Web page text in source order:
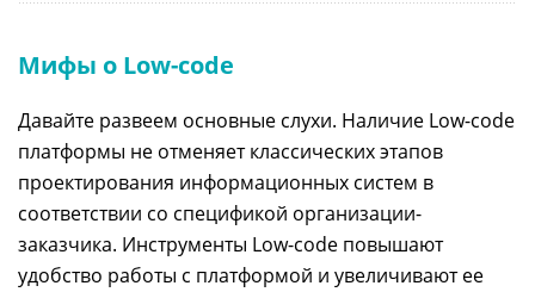
Мифы о Low-code
Давайте развеем основные слухи. Наличие Low-code
платформы не отменяет классических этапов
проектирования информационных систем в
соответствии со спецификой организации-
заказчика. Инструменты Low-code повышают
удобство работы с платформой и увеличивают ее